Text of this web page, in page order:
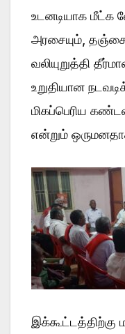
உடனடியாக மீட்க
அரசையும்,
வலியுறுத்தி
உறுதியான
மிகப்பெரிய
என்றும்
இக்கூட்டத்திற்கு